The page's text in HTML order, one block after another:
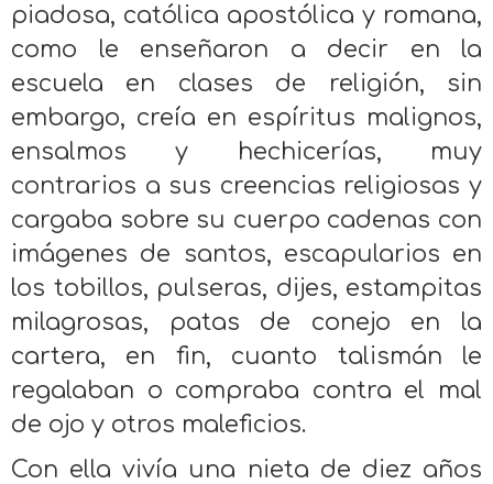
piadosa, católica apostólica y romana,
como le enseñaron a decir en la
escuela en clases de religión, sin
embargo, creía en espíritus malignos,
ensalmos y hechicerías, muy
contrarios a sus creencias religiosas y
cargaba sobre su cuerpo cadenas con
imágenes de santos, escapularios en
los tobillos, pulseras, dijes, estampitas
milagrosas, patas de conejo en la
cartera, en fin, cuanto talismán le
regalaban o compraba contra el mal
de ojo y otros maleficios.
Con ella vivía una nieta de diez años